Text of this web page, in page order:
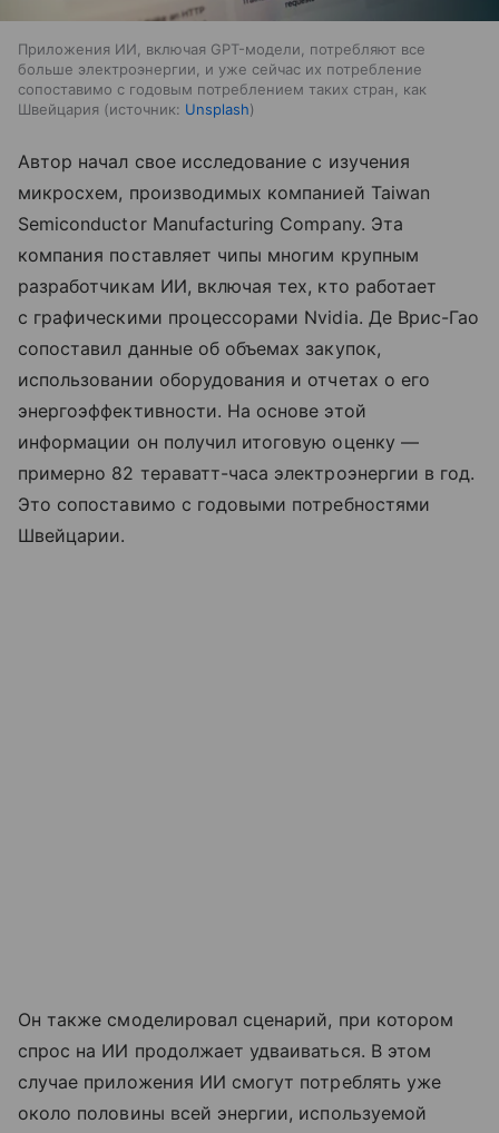
Приложения ИИ, включая GPT-модели, потребляют все
больше электроэнергии, и уже сейчас их потребление
сопоставимо с годовым потреблением таких стран, как
Швейцария
источник: Unsplash
Автор начал свое исследование с изучения
микросхем, производимых компанией Taiwan
Semiconductor Manufacturing Company. Эта
компания поставляет чипы многим крупным
разработчикам ИИ, включая тех, кто работает
с графическими процессорами Nvidia. Де Врис-Гао
сопоставил данные об объемах закупок,
использовании оборудования и отчетах о его
энергоэффективности. На основе этой
информации он получил итоговую оценку —
примерно 82 тераватт-часа электроэнергии в год.
Это сопоставимо с годовыми потребностями
Швейцарии.
Он также смоделировал сценарий, при котором
спрос на ИИ продолжает удваиваться. В этом
случае приложения ИИ смогут потреблять уже
около половины всей энергии, используемой